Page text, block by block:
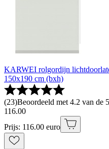
KARWEI rolgordijn
150x190 cm (bxh)
(23)Beoordeeld met 4.2 van de
116.00
Prijs: 116.00 euro